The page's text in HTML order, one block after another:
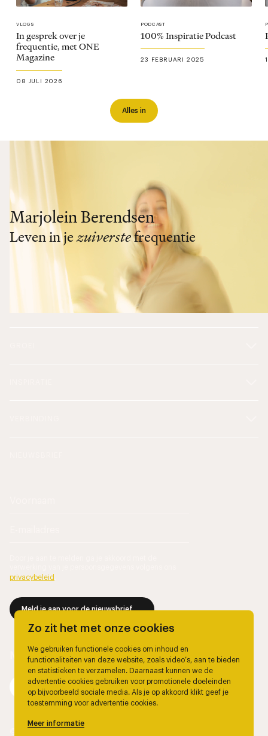
Alles in
VLOGS
In gesprek over je
frequentie, met ONE
Magazine
08 JULI 2026
PODCAST
100% Inspiratie Podcast
23 FEBRUARI 2025
Marjolein Berendsen
Leven in jezuiverstefrequentie
privacybeleid
Meld je aan voor de nieuwsbrief
Zo zit het met onze cookies
We gebruiken functionele cookies om inhoud en
functionaliteiten van deze website, zoals video’s, aan te bieden
en statistieken te verzamelen. Daarnaast kunnen we de
advertentie cookies gebruiken voor promotionele doeleinden
op bijvoorbeeld sociale media. Als je op akkoord klikt geef je
toestemming voor advertentie cookies.
Meer informatie